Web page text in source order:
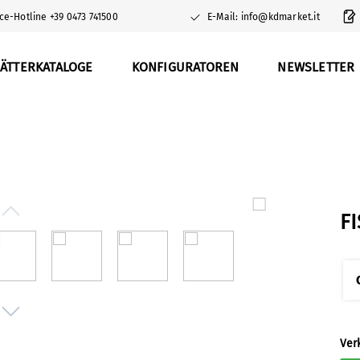
Hotline +39 0473 741500 E-Mail: info@kdmarket.it
KONFIGURATOREN NEWSLETTER